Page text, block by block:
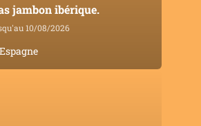
jambon ibérique.
10/08/2026